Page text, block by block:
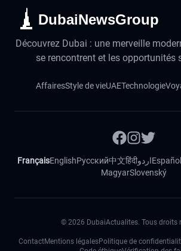
DubaiNewsGroup
Découvrez Dubai : une merveille
se rencontrent et les opportunités
AffairesStyle de vieUAETechnologie
FrançaisEnglishРусский中文हिंदीاردوEspañol
MagyarSlovenský
© 2026 DubaiActualites. Tous droits
ContactMentions légalesPolitique de